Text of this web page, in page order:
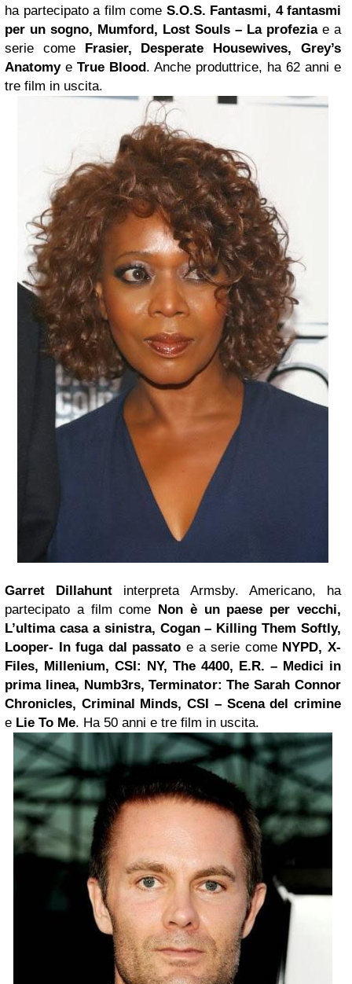
ha partecipato a film come S.O.S. Fantasmi, 4 fantasmi
per un sogno, Mumford, Lost Souls – La profeziae a
serie come Frasier, Desperate Housewives, Grey’s
Anatomy e True Blood. Anche produttrice, ha 62 anni e
tre film in uscita.
Garret Dillahunt interpreta Armsby. Americano, ha
partecipato a film come Non è un paese per vecchi,
L’ultima casa a sinistra, Cogan – Killing Them Softly,
Looper- In fuga dal passato e a serie come NYPD, X-
Files, Millenium, CSI: NY, The 4400, E.R. – Medici in
prima linea, Numb3rs, Terminator: TheSarah Connor
Chronicles, Criminal Minds, CSI – Scena del crimine
e Lie To Me. Ha 50 anni e tre film in uscita.